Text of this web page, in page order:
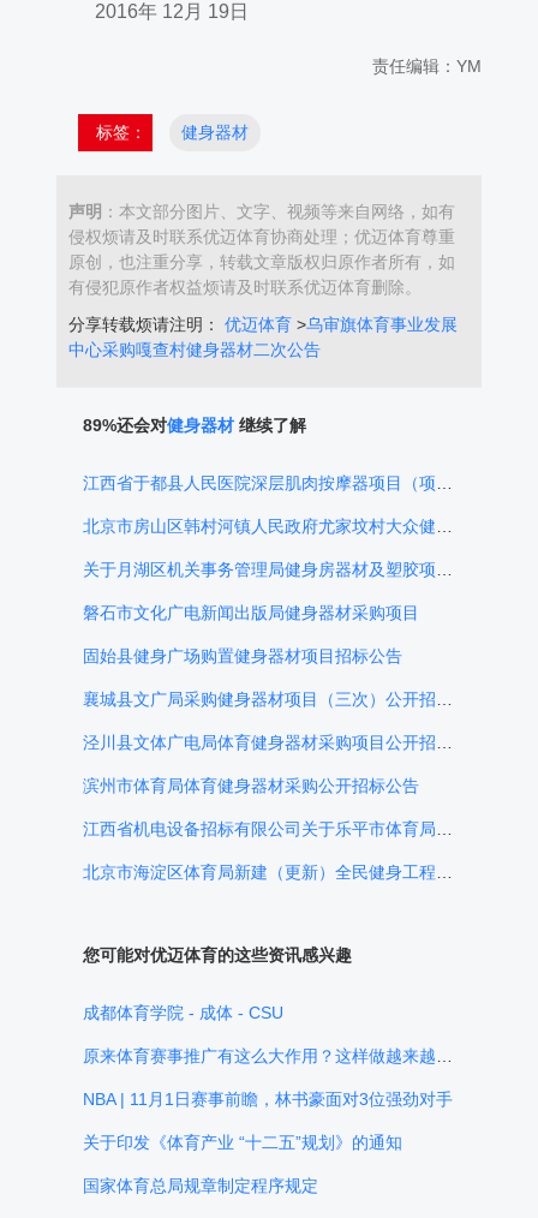
2016年 12月 19日
责任编辑：YM
标签： 健身器材
声明 ：本文部分图片、文字、视频等来自网络，如有
侵权烦请及时联系优迈体育协商处理；优迈体育尊重
原创，也注重分享，转载文章版权归原作者所有，如
有侵犯原作者权益烦请及时联系优迈体育删除。
分享转载烦请注明：
优迈体育>乌审旗体育事业发展
中心采购嘎查村健身器材二次公告
89%还会对健身器材 继续了解
磐石市文化广电新闻出版局健身器材采购项目
固始县健身广场购置健身器材项目招标公告
滨州市体育局体育健身器材采购公开招标公告
您可能对优迈体育的这些资讯感兴趣
成都体育学院 - 成体 - CSU
NBA | 11月1日赛事前瞻，林书豪面对3位强劲对手
关于印发《体育产业 “十二五”规划》的通知
国家体育总局规章制定程序规定